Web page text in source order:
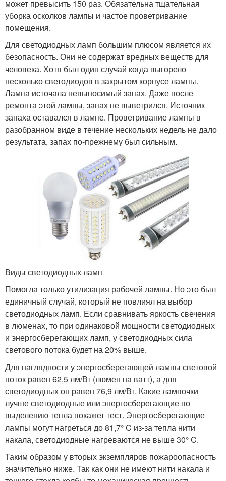
может превысить 150 раз. Обязательна тщательная
уборка осколков лампы и частое проветривание
помещения.
Для светодиодных ламп большим плюсом является их
безопасность. Они не содержат вредных веществ для
человека. Хотя был один случай когда выгорело
несколько светодиодов в закрытом корпусе лампы.
Лампа источала невыносимый запах. Даже после
ремонта этой лампы, запах не выветрился. Источник
запаха оставался в лампе. Проветривание лампы в
разобранном виде в течение нескольких недель не дало
результата, запах по-прежнему был сильным.
Виды светодиодных ламп
Помогла только утилизация рабочей лампы. Но это был
единичный случай, который не повлиял на выбор
светодиодных ламп. Если сравнивать яркость свечения
в люменах, то при одинаковой мощности светодиодных
и энергосберегающих ламп, у светодиодных сила
светового потока будет на 20% выше.
Для наглядности у энергосберегающей лампы световой
поток равен 62,5 лм/Вт (люмен на ватт), а для
светодиодных он равен 76,9 лм/Вт. Какие лампочки
лучше светодиодные или энергосберегающие по
выделению тепла покажет тест. Энергосберегающие
лампы могут нагреться до 81,7° C из-за тепла нити
накала, светодиодные нагреваются не выше 30° C.
Таким образом у вторых экземпляров пожароопасность
значительно ниже. Так как они не имеют нити накала и